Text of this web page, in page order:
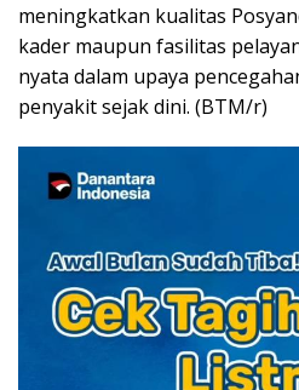
meningkatkan kualitas
kader maupun fasilitas
nyata dalam upaya
penyakit sejak dini. (BTM/r)